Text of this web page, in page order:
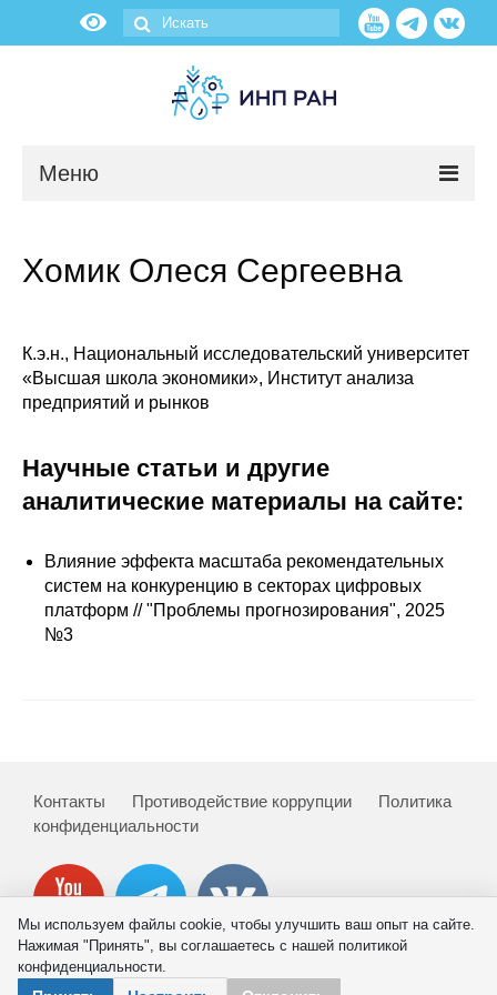
Меню
Научные подразделения
Сотрудники
Отчетность
Противодействие коррупции
Издания
Проблемы прогнозирования
О журнале
Номера журналов
Хомик Олеся Сергеевна
К.э.н., Национальный исследовательский университет
«Высшая школа экономики», Институт анализа
предприятий и рынков
Научные статьи и другие
аналитические материалы на сайте:
Влияние эффекта масштаба рекомендательных
систем на конкуренцию в секторах цифровых
платформ // "Проблемы прогнозирования", 2025
№3
Контакты Противодействие коррупции
Политика
конфиденциальности
© 2026 ИНП РАН
Мы используем файлы cookie, чтобы улучшить ваш опыт на сайте.
Нажимая "Принять", вы соглашаетесь с нашей политикой
конфиденциальности.